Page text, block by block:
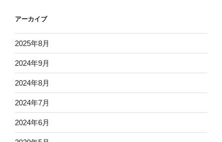
アーカイブ
2025年8月
2024年9月
2024年8月
2024年7月
2024年6月